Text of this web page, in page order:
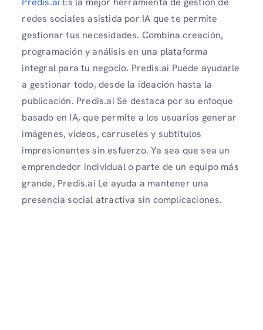
redes sociales asistida por IA que te permite
gestionar tus necesidades. Combina creación,
programación y análisis en una plataforma
integral para tu negocio. Predis.ai Puede ayudarle
a gestionar todo, desde la ideación hasta la
publicación. Predis.ai Se destaca por su enfoque
basado en IA, que permite a los usuarios generar
imágenes, videos, carruseles y subtítulos
impresionantes sin esfuerzo. Ya sea que sea un
emprendedor individual o parte de un equipo más
grande, Predis.ai Le ayuda a mantener una
presencia social atractiva sin complicaciones.